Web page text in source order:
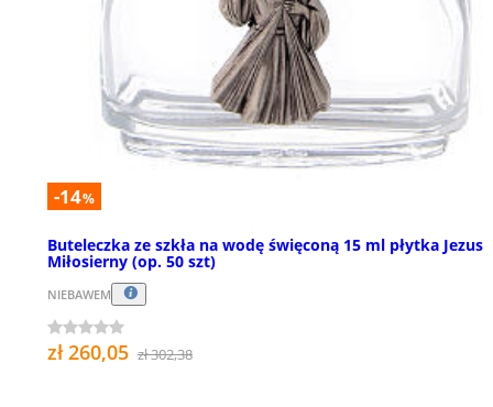
-14%
Buteleczka ze szkła na wodę święconą 15 ml płytka Jezus
Miłosierny (op. 50 szt)
NIEBAWEM
zł 260,05 zł 302,38